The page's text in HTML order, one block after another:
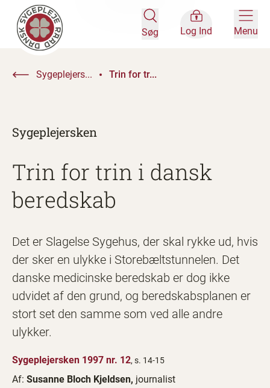
Søg Log Ind Menu
Sygeplejers... Trin for tr...
Sygeplejersken
Trin for trin i dansk
beredskab
Det er Slagelse Sygehus, der skal rykke ud, hvis
der sker en ulykke i Storebæltstunnelen. Det
danske medicinske beredskab er dog ikke
udvidet af den grund, og beredskabsplanen er
stort set den samme som ved alle andre
ulykker.
Sygeplejersken 1997 nr. 12, s. 14-15
Af: Susanne Bloch Kjeldsen, journalist